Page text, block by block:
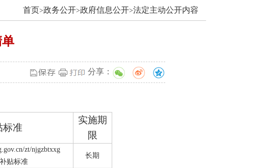
首页>政务公开>政府信息公开>法定主动公开内容
分享：
标准
实施期
限
. gov. cn/zt/njgzbtxxg
贴标准
长期